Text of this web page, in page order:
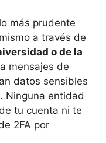
más prudente
a través de
o de la
mensajes de
datos sensibles
Ninguna entidad
tu cuenta ni te
2FA por